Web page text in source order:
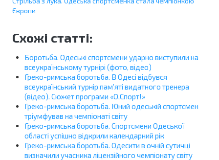
Європи
Схожі статті:
Боротьба. Одеські спортсмени ударно виступили на
всеукраїнському турнірі (фото, відео)
Греко-римська боротьба. В Одесі відбувся
всеукраїнський турнір пам’яті видатного тренера
(відео). Сюжет програми «О,Спорт!»
Греко-римська боротьба. Юний одеській спортсмен
тріумфував на чемпіонаті світу
Греко-римська боротьба. Спортсмени Одеської
області успішно відкрили календарний рік
Греко-римська боротьба. Одесити в очній сутичці
визначили учасника ліцензійного чемпіонату світу